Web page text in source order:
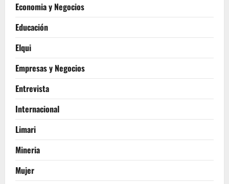
Economia y Negocios
Educación
Elqui
Empresas y Negocios
Entrevista
Internacional
Limari
Mineria
Mujer